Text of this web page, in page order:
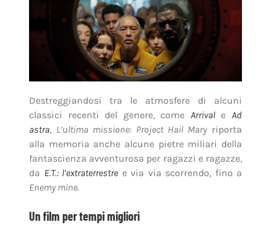
Destreggiandosi tra le atmosfere di alcuni
classici recenti del genere, come ArrivaleAd
astra, L’ultima missione: Project Hail Maryriporta
alla memoria anche alcune pietre miliari della
fantascienza avventurosa per ragazzi e ragazze,
da E.T.: l’extraterrestre e via via scorrendo, fino a
Enemy mine.
Un film per tempi migliori